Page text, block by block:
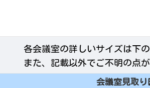
各会議室の詳しいサイズは下
また、記載以外でご不明の点
会議室見取り